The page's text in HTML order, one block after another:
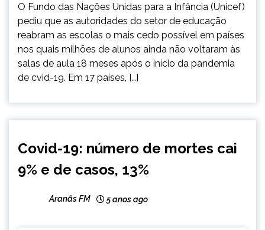
O Fundo das Nações Unidas para a Infância (Unicef)
pediu que as autoridades do setor de educação
reabram as escolas o mais cedo possível em países
nos quais milhões de alunos ainda não voltaram às
salas de aula 18 meses após o início da pandemia
de cvid-19. Em 17 países, […]
INTERNACIONAL
NOTÍCIAS
Covid-19: número de mortes cai
9% e de casos, 13%
Aranãs FM 5 anos ago